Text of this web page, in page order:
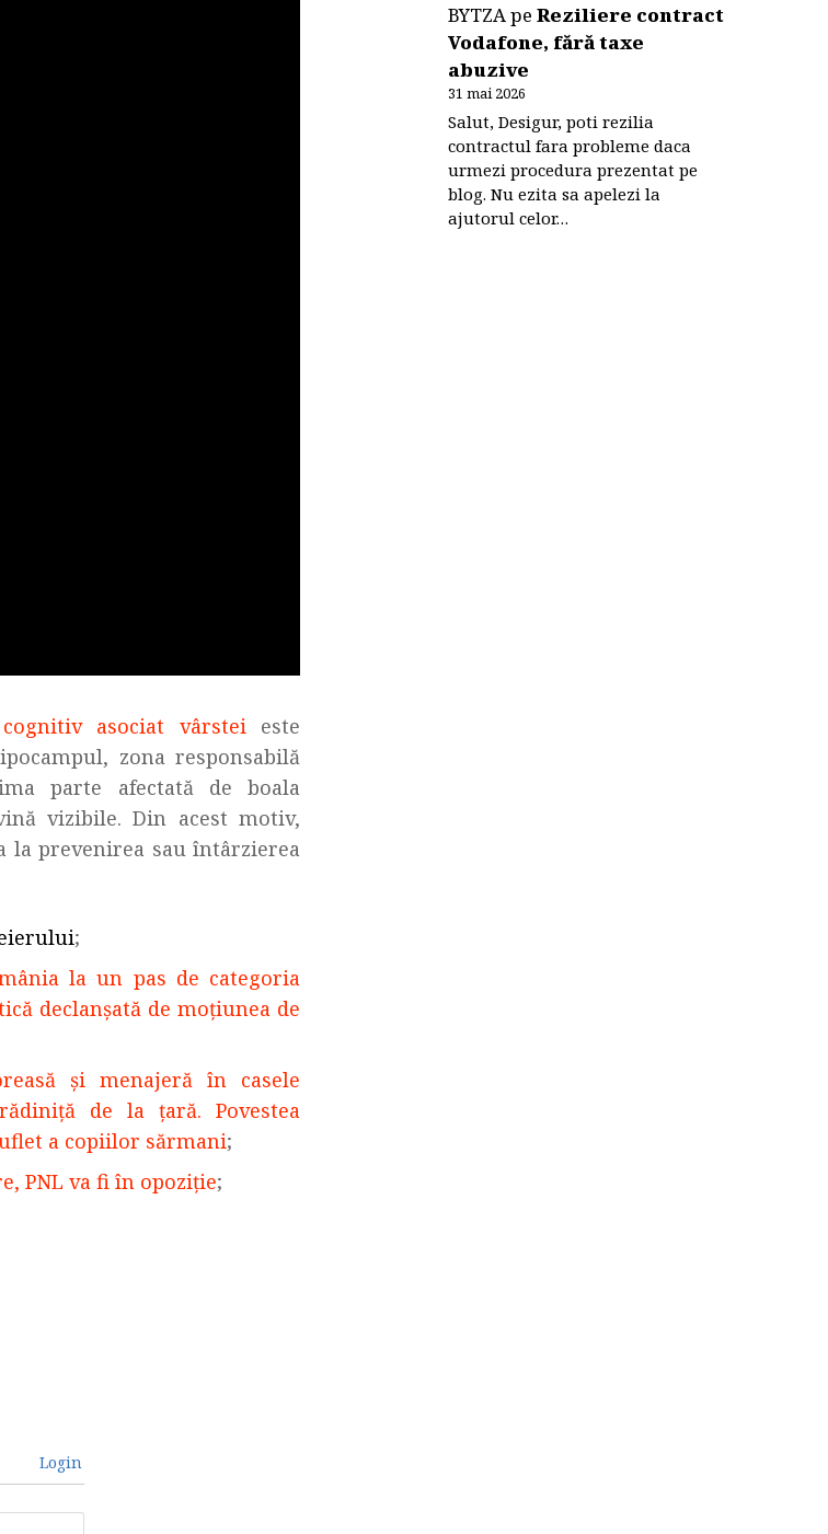
asociat vârsteieste
zona responsabilă
parte afectată de boala
vizibile. Din acest motiv,
la prevenirea sau întârzierea
;
la un pas de categoria
declanșată de moțiunea de
și menajeră în casele
de la țară. Povestea
a copiilor sărmani;
PNL va fi în opoziţie;
Login
BYTZApeReziliere contract
Vodafone, fără taxe
abuzive
31 mai 2026
Salut, Desigur, poti rezilia
contractul fara probleme daca
urmezi procedura prezentat pe
blog. Nu ezita sa apelezi la
ajutorul celor…